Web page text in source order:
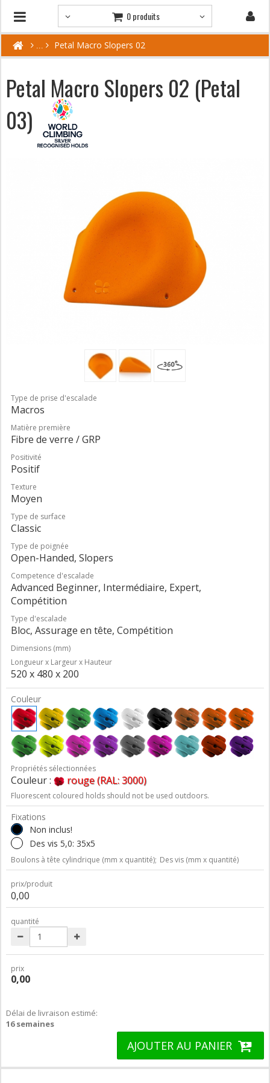
0 produits
Petal Macro Slopers 02
Petal Macro Slopers 02 (Petal
03)
Type de prise d'escalade
Macros
Matière première
Fibre de verre / GRP
Positivité
Positif
Texture
Moyen
Type de surface
Classic
Type de poignée
Open-Handed, Slopers
Competence d'escalade
Advanced Beginner, Intermédiaire, Expert,
Compétition
Type d'escalade
Bloc, Assurage en tête, Compétition
Dimensions (mm)
Longueur x Largeur x Hauteur
520 x 480 x 200
Couleur
Propriétés sélectionnées
Couleur : rouge (RAL: 3000)
Fluorescent coloured holds should not be used outdoors.
Fixations
Non inclus!
Des vis 5,0: 35x5
Boulons à tête cylindrique (mm x quantité); Des vis (mm x quantité)
prix/produit
0,00
quantité
prix
0,00
Délai de livraison estimé:
16 semaines
AJOUTER AU PANIER